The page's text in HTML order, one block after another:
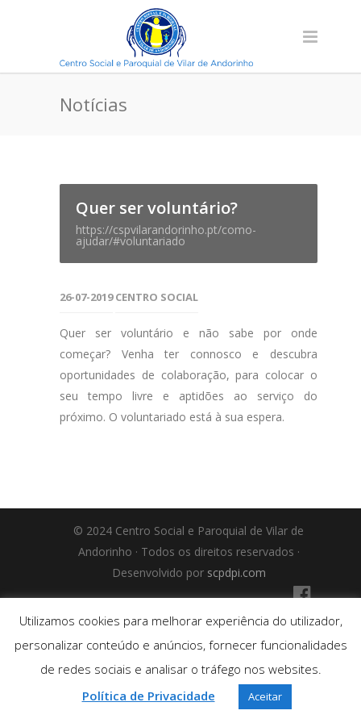
Notícias
Quer ser voluntário?
https://cspvilarandorinho.pt/como-
ajudar/#voluntariado
26-07-2019 CENTRO SOCIAL
Quer ser voluntário e não sabe por onde
começar? Venha ter connosco e descubra
oportunidades de colaboração, para colocar o
seu tempo livre e aptidões ao serviço do
próximo. O voluntariado está à sua espera.
© 2024 Centro Social e Paroquial de Vilar de
Andorinho · Todos os direitos reservados ·
Desenvolvido por scpdpi.com
Utilizamos cookies para melhorar experiência do utilizador,
personalizar conteúdo e anúncios, fornecer funcionalidades
de redes sociais e analisar o tráfego nos websites.
Política de Privacidade
Aceitar